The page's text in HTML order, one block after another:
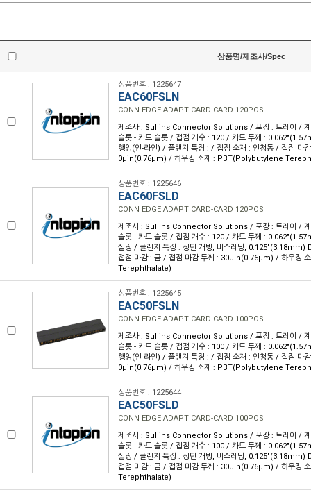
상품명/제조사/Spec
상품번호 : 1225647
EAC60FSLN
CONN EDGE ADAPT CARD-CARD 120POS
제조사 : Sullins Connector Solutions / 포장 : 트레이 / 계
슬롯 - 카드 슬롯 / 접점 개수 : 120 / 카드 두께 :
행잉(인-라인) / 플랜지 특징 : / 접점 소재 : 인청동 / 접점 마
0µin(0.76µm) / 하우징 소재 : PBT(Polybutylene
상품번호 : 1225646
EAC60FSLD
CONN EDGE ADAPT CARD-CARD 120POS
제조사 : Sullins Connector Solutions / 포장 : 트레이 / 계
슬롯 - 카드 슬롯 / 접점 개수 : 120 / 카드 두께 :
실장 / 플랜지 특징 : 상단 개방, 비스레딩, 0.125"(3.18mm)
접점 마감 : 금 / 접점 마감 두께 : 30µin(0.76µm) / 하우징
Terephthalate)
상품번호 : 1225645
EAC50FSLN
CONN EDGE ADAPT CARD-CARD 100POS
제조사 : Sullins Connector Solutions / 포장 : 트레이 / 계
슬롯 - 카드 슬롯 / 접점 개수 : 100 / 카드 두께 :
행잉(인-라인) / 플랜지 특징 : / 접점 소재 : 인청동 / 접점 마
0µin(0.76µm) / 하우징 소재 : PBT(Polybutylene
상품번호 : 1225644
EAC50FSLD
CONN EDGE ADAPT CARD-CARD 100POS
제조사 : Sullins Connector Solutions / 포장 : 트레이 / 계
슬롯 - 카드 슬롯 / 접점 개수 : 100 / 카드 두께 :
실장 / 플랜지 특징 : 상단 개방, 비스레딩, 0.125"(3.18mm)
접점 마감 : 금 / 접점 마감 두께 : 30µin(0.76µm) / 하우징
Terephthalate)